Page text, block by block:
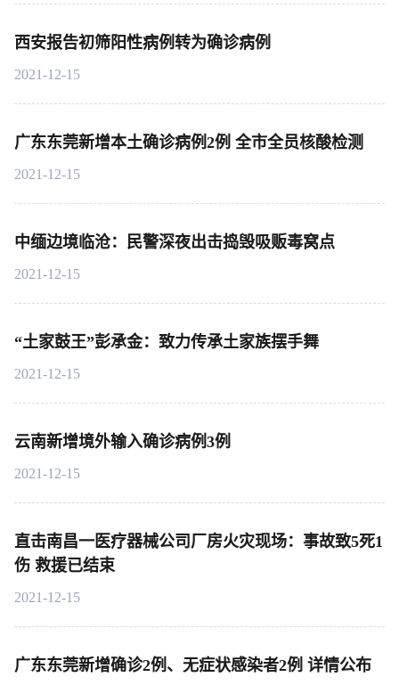
西安报告初筛阳性病例转为确诊病例
2021-12-15
广东东莞新增本土确诊病例2例 全市全员核酸检测
2021-12-15
中缅边境临沧：民警深夜出击捣毁吸贩毒窝点
2021-12-15
“土家鼓王”彭承金：致力传承土家族摆手舞
2021-12-15
云南新增境外输入确诊病例3例
2021-12-15
直击南昌一医疗器械公司厂房火灾现场：事故致5死1
伤 救援已结束
2021-12-15
广东东莞新增确诊2例、无症状感染者2例 详情公布